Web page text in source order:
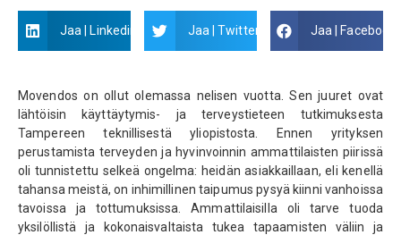
Jaa | Linkedin Jaa | Twitter Jaa | Facebook
Movendos on ollut olemassa nelisen vuotta. Sen juuret ovat
lähtöisin käyttäytymis- ja terveystieteen tutkimuksesta
Tampereen teknillisestä yliopistosta. Ennen yrityksen
perustamista terveyden ja hyvinvoinnin ammattilaisten piirissä
oli tunnistettu selkeä ongelma: heidän asiakkaillaan, eli kenellä
tahansa meistä, on inhimillinen taipumus pysyä kiinni vanhoissa
tavoissa ja tottumuksissa. Ammattilaisilla oli tarve tuoda
yksilöllistä ja kokonaisvaltaista tukea tapaamisten väliin ja